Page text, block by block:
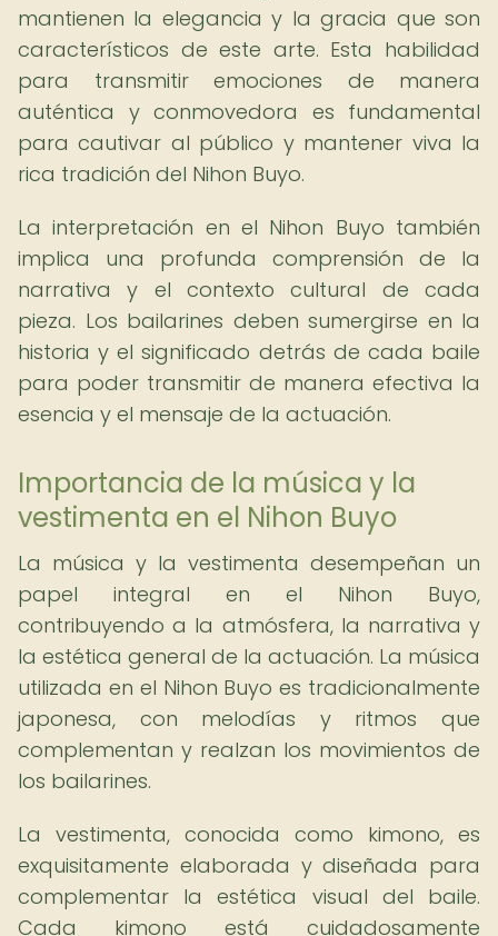
mantienen la elegancia y la gracia que son
característicos de este arte. Esta habilidad
para transmitir emociones de manera
auténtica y conmovedora es fundamental
para cautivar al público y mantener viva la
rica tradición del Nihon Buyo.
La interpretación en el Nihon Buyo también
implica una profunda comprensión de la
narrativa y el contexto cultural de cada
pieza. Los bailarines deben sumergirse en la
historia y el significado detrás de cada baile
para poder transmitir de manera efectiva la
esencia y el mensaje de la actuación.
Importancia de la música y la
vestimenta en el Nihon Buyo
La música y la vestimenta desempeñan un
papel integral en el Nihon Buyo,
contribuyendo a la atmósfera, la narrativa y
la estética general de la actuación. La música
utilizada en el Nihon Buyo es tradicionalmente
japonesa, con melodías y ritmos que
complementan y realzan los movimientos de
los bailarines.
La vestimenta, conocida como kimono, es
exquisitamente elaborada y diseñada para
complementar la estética visual del baile.
Cada kimono está cuidadosamente